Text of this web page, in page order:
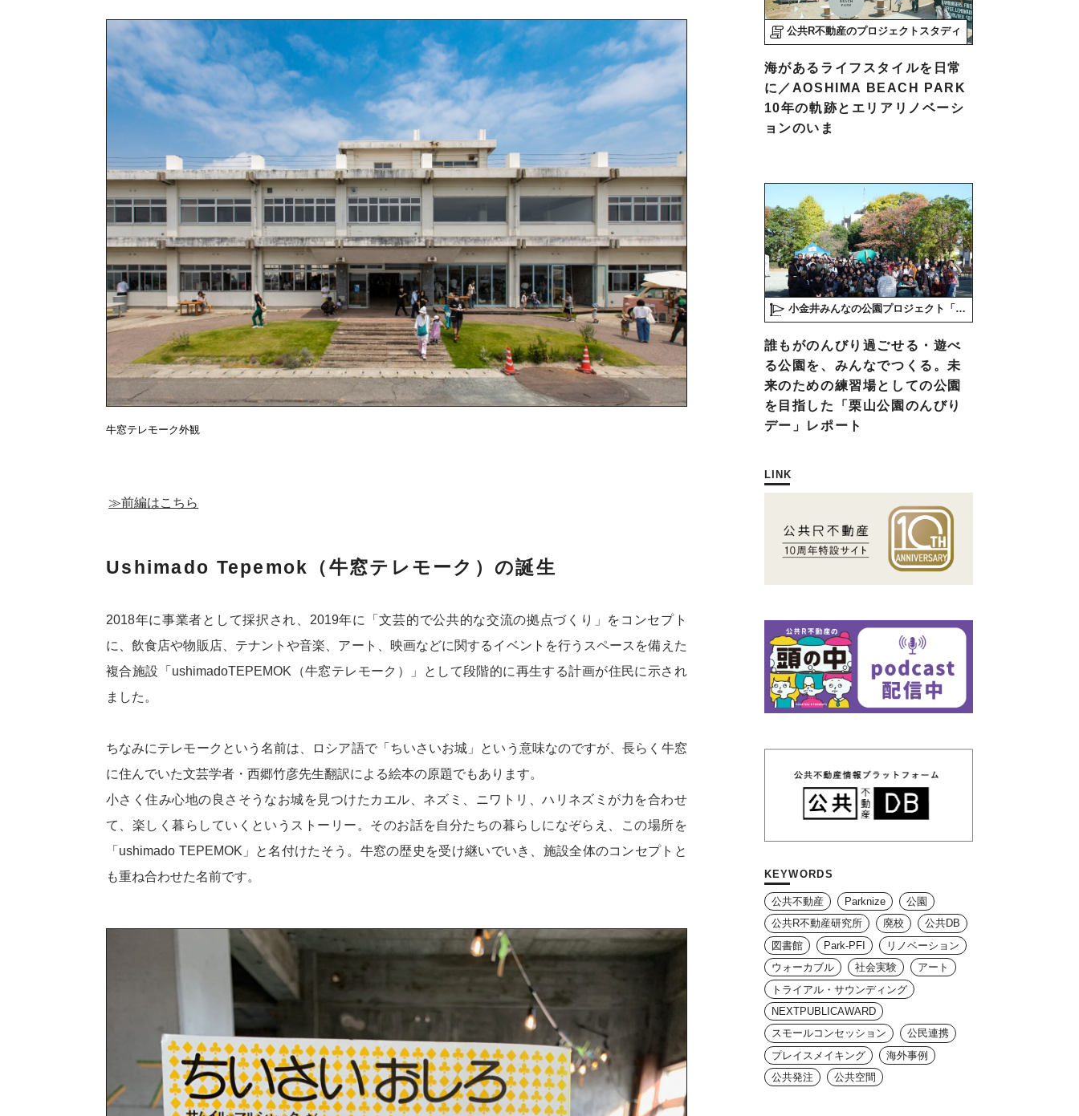
牛窓テレモーク外観
≫前編はこちら
Ushimado Tepemok（牛窓テレモーク）の誕生
2018年に事業者として採択され、2019年に「文芸的で公共的な交流の拠点づくり」をコンセプト
に、飲食店や物販店、テナントや音楽、アート、映画などに関するイベントを行うスペースを備えた
複合施設「ushimadoTEPEMOK（牛窓テレモーク）」として段階的に再生する計画が住民に示され
ました。
ちなみにテレモークという名前は、ロシア語で「ちいさいお城」という意味なのですが、長らく牛窓
に住んでいた文芸学者・西郷竹彦先生翻訳による絵本の原題でもあります。
小さく住み心地の良さそうなお城を見つけたカエル、ネズミ、ニワトリ、ハリネズミが力を合わせ
て、楽しく暮らしていくというストーリー。そのお話を自分たちの暮らしになぞらえ、この場所を
「ushimado TEPEMOK」と名付けたそう。牛窓の歴史を受け継いでいき、施設全体のコンセプトと
も重ね合わせた名前です。
公共R不動産のプロジェクトスタディ
海があるライフスタイルを日常
に／AOSHIMA BEACH PARK
10年の軌跡とエリアリノベーシ
ョンのいま
小金井みんなの公園プロジェクト「play here」
誰もがのんびり過ごせる・遊べ
る公園を、みんなでつくる。未
来のための練習場としての公園
を目指した「栗山公園のんびり
デー」レポート
LINK
KEYWORDS
公共不動産 Parknize
公園
公共R不動産研究所
廃校
公共DB
図書館
Park-PFI
リノベーション
ウォーカブル
社会実験
アート
トライアル・サウンディング
NEXTPUBLICAWARD
スモールコンセッション
公民連携
プレイスメイキング
海外事例
公共発注
公共空間